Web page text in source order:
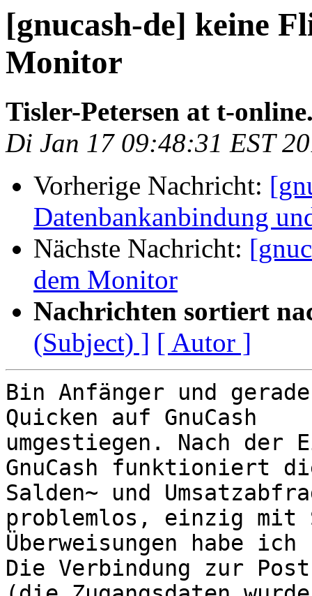
[gnucash-de] keine
Monitor
Tisler-Petersen at t-
Di Jan 17 09:48:31 EST
Vorherige Nachricht:
Datenbankanbindung
Nächste Nachricht:
dem Monitor
Nachrichten sortiert
(Subject) ] [ Autor ]
Bin Anfänger und
Quicken auf GnuCash
umgestiegen. Nach der
GnuCash funktioniert
Salden~ und
problemlos, einzig mit
Überweisungen habe ich
Die Verbindung zur